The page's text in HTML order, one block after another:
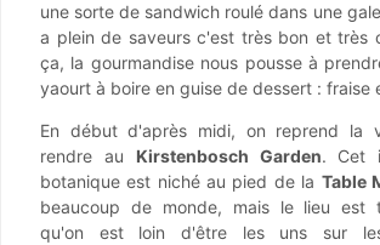
une sorte de sandwich roulé dans une
a plein de saveurs c'est très bon et très
ça, la gourmandise nous pousse à
yaourt à boire en guise de dessert : fraise
En début d'après midi, on reprend la
rendre au Kirstenbosch Garden. Cet
botanique est niché au pied de la Table
beaucoup de monde, mais le lieu est
qu'on est loin d'être les uns sur